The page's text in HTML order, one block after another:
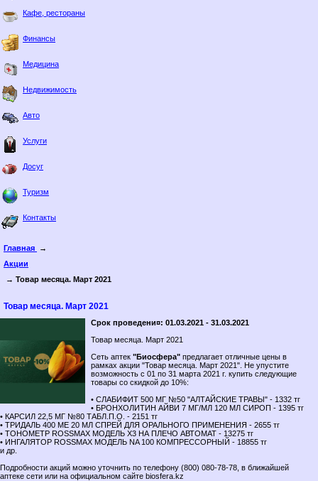
Кафе, рестораны
Финансы
Медицина
Недвижимость
Авто
Услуги
Досуг
Туризм
Контакты
Главная
→
Акции
→ Товар месяца. Март 2021
Товар месяца. Март 2021
Срок проведени¤: 01.03.2021 - 31.03.2021
Товар месяца. Март 2021
Сеть аптек "Биосфера" предлагает отличные цены в
рамках акции "Товар месяца. Март 2021". Не упустите
возможность с 01 по 31 марта 2021 г. купить следующие
товары со скидкой до 10%:
• СЛАБИФИТ 500 МГ №50 "АЛТАЙСКИЕ ТРАВЫ" - 1332 тг
• БРОНХОЛИТИН АЙВИ 7 МГ/МЛ 120 МЛ СИРОП - 1395 тг
• КАРСИЛ 22,5 МГ №80 ТАБЛ.П.О. - 2151 тг
• ТРИДАЛЬ 400 МЕ 20 МЛ СПРЕЙ ДЛЯ ОРАЛЬНОГО ПРИМЕНЕНИЯ - 2655 тг
• ТОНОМЕТР ROSSMAX МОДЕЛЬ X3 НА ПЛЕЧО АВТОМАТ - 13275 тг
• ИНГАЛЯТОР ROSSMAX МОДЕЛЬ NA 100 КОМПРЕССОРНЫЙ - 18855 тг
и др.
Подробности акций можно уточнить по телефону (800) 080-78-78, в ближайшей
аптеке сети или на официальном сайте biosfera.kz